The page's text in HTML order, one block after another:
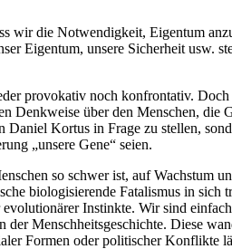
wir die Notwendigkeit, Eigentum
Eigentum, unsere Sicherheit
provokativ noch konfrontativ.
Denkweise über den Menschen,
Kortus in Frage zu stellen,
„unsere Gene“ seien.
so schwer ist, auf Wachstum
biologisierende Fatalismus in
Instinkte. Wir sind
Menschheitsgeschichte. Diese
Formen oder politischer Konflikte